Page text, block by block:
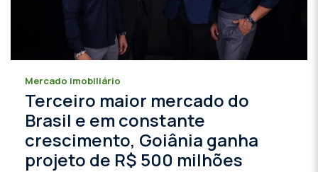
Mercado imobiliário
Terceiro maior mercado do
Brasil e em constante
crescimento, Goiânia ganha
projeto de R$ 500 milhões